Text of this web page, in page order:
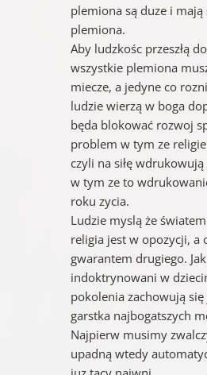
plemiona są duze i
plemiona.
Aby ludzkośc przeszłą
wszystkie plemiona
miecze, a jedyne co
ludzie wierzą w boga
będa blokować rozwoj
problem w tym ze
czyli na siłę
w tym ze to
roku zycia.
Ludzie myslą że
religia jest w opozycji, a
gwarantem drugiego.
indoktrynowani w
pokolenia zachowują
garstka najbogatszych
Najpierw musimy
upadną wtedy